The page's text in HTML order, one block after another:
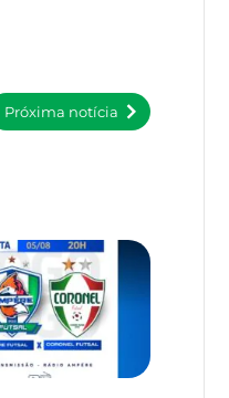
Próxima notícia